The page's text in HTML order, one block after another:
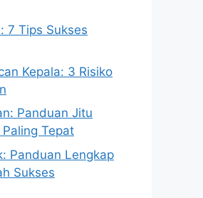
7 Tips Sukses
Kepala: 3 Risiko
Panduan Jitu
Tepat
Panduan Lengkap
Sukses